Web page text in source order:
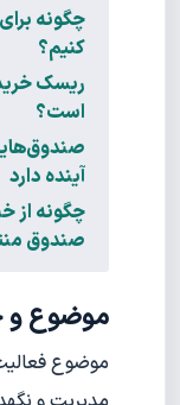
چگونه
کنیم؟
ریسک
است؟
آینده دارد
چگونه از
صندوق
موضوع و
موضوع